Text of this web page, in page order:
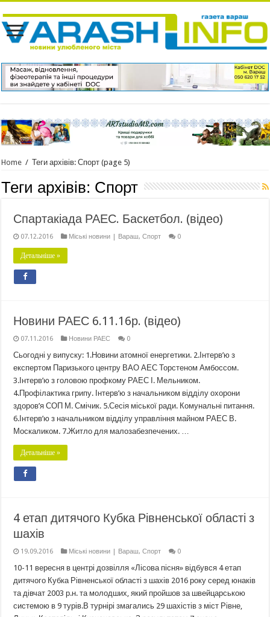
Home / Теги архівів: Спорт (page 5)
Теги архівів: Спорт
Спартакіада РАЕС. Баскетбол. (відео)
07.12.2016 Міські новини | Вараш,Спорт 0
Детальніше »
Новини РАЕС 6.11.16р. (відео)
07.11.2016 Новини РАЕС 0
Сьогодні у випуску: 1.Новини атомної енергетики. 2.Інтерв’ю з
експертом Паризького центру ВАО АЕС Торстеном Амбоссом.
3.Інтерв’ю з головою профкому РАЕС І. Мельником.
4.Профілактика грипу. Інтерв’ю з начальником відділу охорони
здоров’я СОП М. Смічик. 5.Сесія міської ради. Комунальні питання.
6.Інтерв’ю з начальником відділу управління майном РАЕС В.
Москаликом. 7.Житло для малозабезпечених. …
Детальніше »
4 етап дитячого Кубка Рівненської області з
шахів
19.09.2016 Міські новини | Вараш,Спорт 0
10-11 вересня в центрі дозвілля «Лісова пісня» відбувся 4 етап
дитячого Кубка Рівненської області з шахів 2016 року серед юнаків
та дівчат 2003 р.н. та молодших, який пройшов за швейцарською
системою в 9 турів.В турнірі змагались 29 шахістів з міст Рівне,